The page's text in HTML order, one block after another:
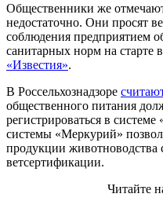
Общественники же
недостаточно. Они просят
соблюдения предприятием
санитарных норм на старте
«Известия».
В Россельхознадзоре
общественного питания
регистрироваться в
системы «Меркурий»
продукции
ветсертификации.
Читайте